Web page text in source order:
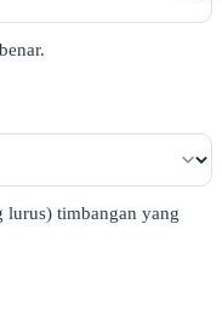
lurus) timbangan yang